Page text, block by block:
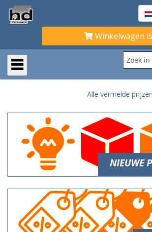
Winkelwagen
Alle vermelde
NIEUWE